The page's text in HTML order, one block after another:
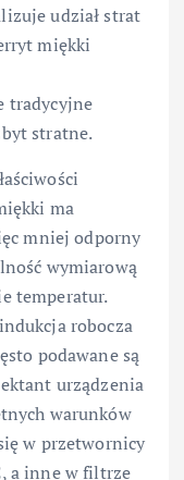
udział strat
miękki
tradycyjne
stratne.
ma
mniej odporny
wymiarową
temperatur.
robocza
podawane są
urządzenia
warunków
w przetwornicy
a inne w filtrze